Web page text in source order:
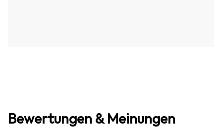
Bewertungen & Meinungen